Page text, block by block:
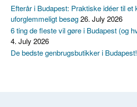
Efterår i Budapest: Praktiske idéer til et
uforglemmeligt besøg26. July 2026
6 ting de fleste vil gøre i Budapest (og
4. July 2026
De bedste genbrugsbutikker i Budapest!